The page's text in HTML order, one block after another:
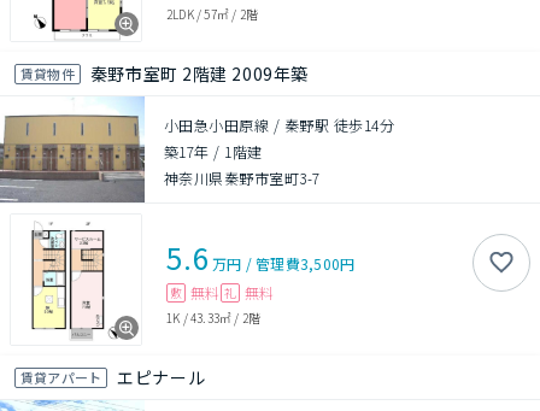
2LDK/57㎡ / 2階
賃貸物件 秦野市室町 2階建 2009年築
小田急小田原線 / 秦野駅 徒歩14分
築17年 / 1階建
神奈川県秦野市室町3-7
5.6 万円 /管理費3,500円
敷 無料 礼 無料
1K /43.33㎡ / 2階
賃貸アパート エピナール